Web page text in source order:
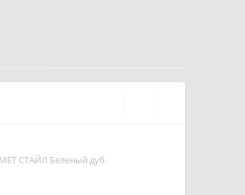
СТАЙЛ Беленый дуб